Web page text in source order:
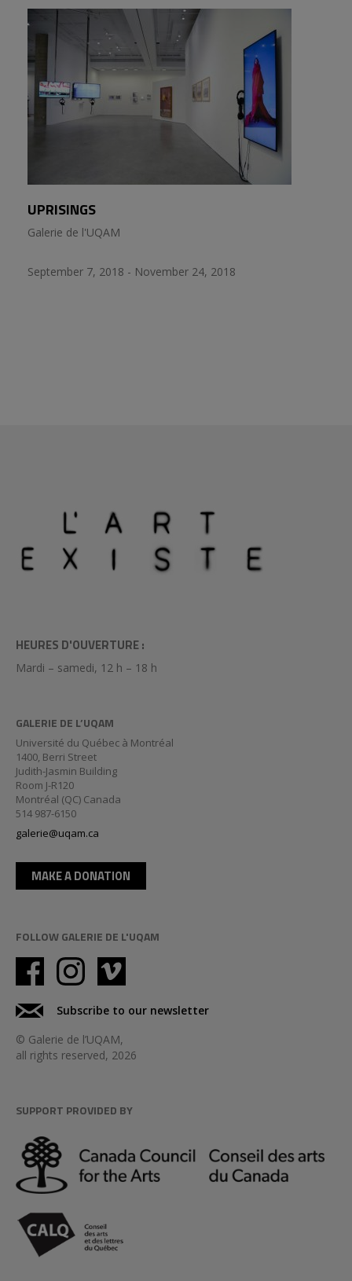
UPRISINGS
Galerie de l'UQAM
September 7, 2018 - November 24, 2018
HEURES D'OUVERTURE :
Mardi – samedi, 12 h – 18 h
GALERIE DE L’UQAM
Université du Québec à Montréal
1400, Berri Street
Judith-Jasmin Building
Room J-R120
Montréal (QC) Canada
514 987-6150
galerie@uqam.ca
MAKE A DONATION
FOLLOW GALERIE DE L'UQAM
Subscribe to our newsletter
© Galerie de l’UQAM,
all rights reserved, 2026
SUPPORT PROVIDED BY